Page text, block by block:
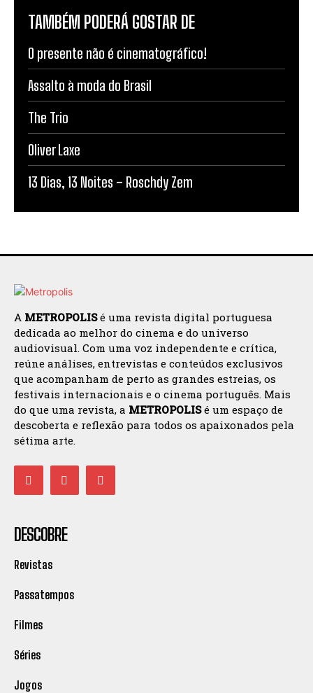
TAMBÉM PODERÁ GOSTAR DE
O presente não é cinematográfico!
Assalto à moda do Brasil
The Trio
Oliver Laxe
13 Dias, 13 Noites – Roschdy Zem
A METROPOLISé uma revista digital portuguesa
dedicada ao melhor do cinema e do universo
audiovisual. Com uma voz independente e crítica,
reúne análises, entrevistas e conteúdos exclusivos
que acompanham de perto as grandes estreias, os
festivais internacionais e o cinema português. Mais
do que uma revista, a METROPOLISé um espaço de
descoberta e reflexão para todos os apaixonados pela
sétima arte.
DESCOBRE
Revistas
Passatempos
Filmes
Séries
Jogos